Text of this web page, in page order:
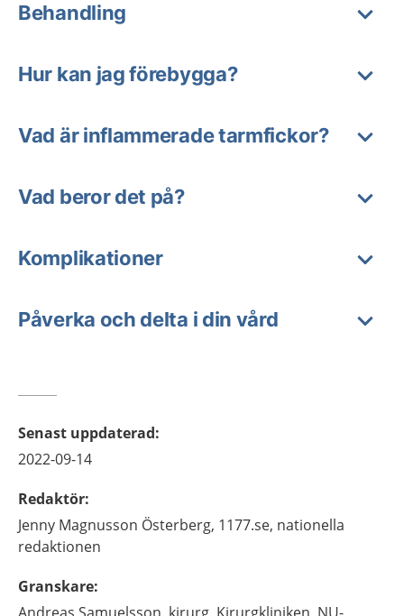
Behandling
Hur kan jag förebygga?
Vad är inflammerade tarmfickor?
Vad beror det på?
Komplikationer
Påverka och delta i din vård
Senast uppdaterad:
2022-09-14
Redaktör:
Jenny Magnusson Österberg, 1177.se, nationella
redaktionen
Granskare: